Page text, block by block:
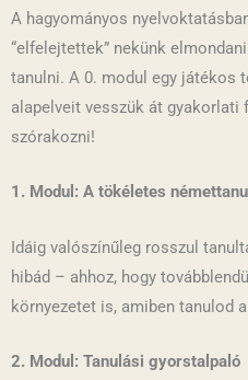
A hagyományos
“elfelejtettek” nekünk
tanulni. A 0. modul egy játékos
alapelveit vesszük át gyakorlati
szórakozni!
1. Modul: A tökéletes
Idáig valószínűleg rosszul
hibád – ahhoz, hogy
környezetet is, amiben tanulod
2. Modul: Tanulási gyorstalpaló